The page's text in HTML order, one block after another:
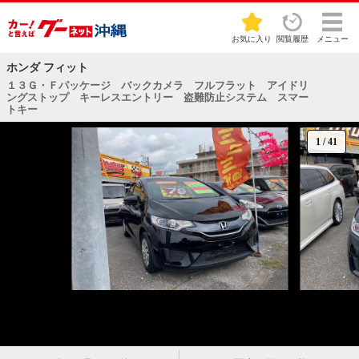
お気に入り 閲覧履歴 メニュー
ホンダ フィット
１３Ｇ・Ｆパッケージ バックカメラ フルフラット アイドリ
ングストップ キーレスエントリー 盗難防止システム スマー
トキー
1 /41